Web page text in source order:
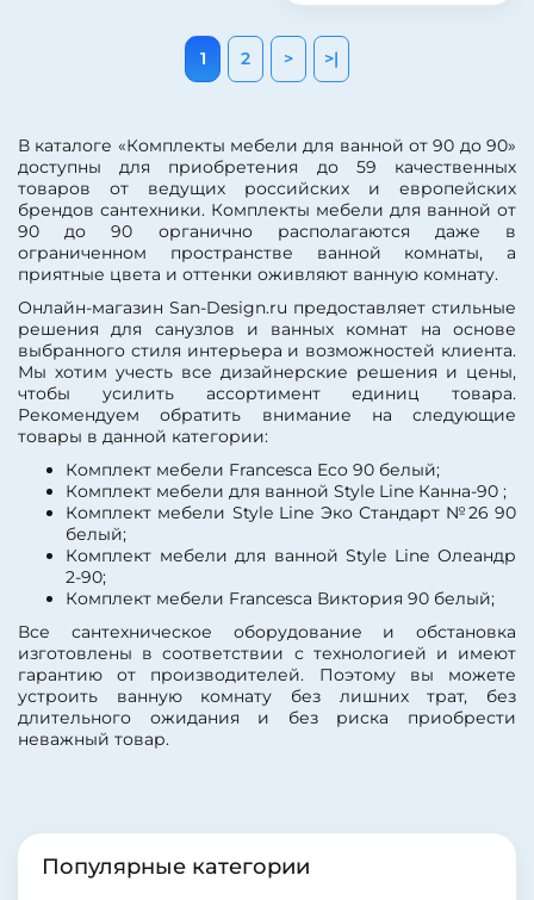
1 2 > >|
В каталоге «Комплекты мебели для ванной от 90 до 90»
доступны для приобретения до 59 качественных
товаров от ведущих российских и европейских
брендов сантехники. Комплекты мебели для ванной от
90 до 90 органично располагаются даже в
ограниченном пространстве ванной комнаты, а
приятные цвета и оттенки оживляют ванную комнату.
Онлайн-магазин San-Design.ru предоставляет стильные
решения для санузлов и ванных комнат на основе
выбранного стиля интерьера и возможностей клиента.
Мы хотим учесть все дизайнерские решения и цены,
чтобы усилить ассортимент единиц товара.
Рекомендуем обратить внимание на следующие
товары в данной категории:
Комплект мебели Francesca Eco 90 белый;
Комплект мебели для ванной Style Line Канна-90 ;
Комплект мебели Style Line Эко Стандарт №26 90
белый;
Комплект мебели для ванной Style Line Олеандр
2-90;
Комплект мебели Francesca Виктория 90 белый;
Все сантехническое оборудование и обстановка
изготовлены в соответствии с технологией и имеют
гарантию от производителей. Поэтому вы можете
устроить ванную комнату без лишних трат, без
длительного ожидания и без риска приобрести
неважный товар.
Популярные категории